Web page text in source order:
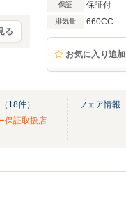
る
保証 保証付
排気量 660CC
お気に入り追加
18件）
保証取扱店
フェア情報